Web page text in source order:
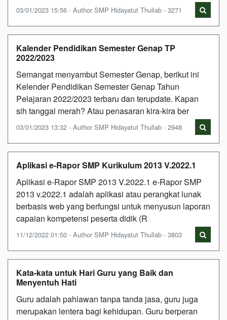
03/01/2023 15:56 - Author SMP Hidayatut Thullab - 3271
Kalender Pendidikan Semester Genap TP
2022/2023
Semangat menyambut Semester Genap, berikut ini
Kelender Pendidikan Semester Genap Tahun
Pelajaran 2022/2023 terbaru dan terupdate. Kapan
sih tanggal merah? Atau penasaran kira-kira ber
03/01/2023 13:32 - Author SMP Hidayatut Thullab - 2948
Aplikasi e-Rapor SMP Kurikulum 2013 V.2022.1
Aplikasi e-Rapor SMP 2013 V.2022.1 e-Rapor SMP
2013 v.2022.1 adalah aplikasi atau perangkat lunak
berbasis web yang berfungsi untuk menyusun laporan
capaian kompetensi peserta didik (R
11/12/2022 01:50 - Author SMP Hidayatut Thullab - 3803
Kata-kata untuk Hari Guru yang Baik dan
Menyentuh Hati
Guru adalah pahlawan tanpa tanda jasa, guru juga
merupakan lentera bagi kehidupan. Guru berperan